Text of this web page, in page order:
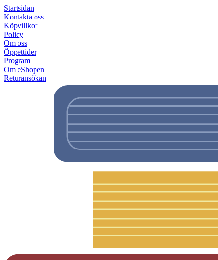
Startsidan
Kontakta oss
Köpvillkor
Policy
Om oss
Öppettider
Program
Om eShopen
Returansökan